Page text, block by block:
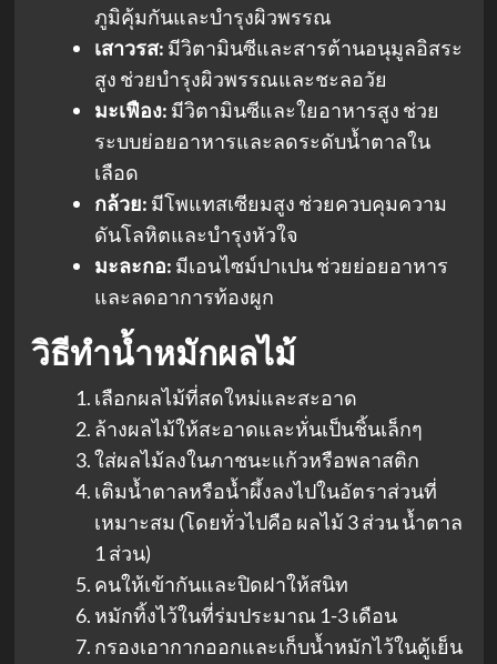
ภูมิคุ้มกันและบำรุงผิวพรรณ
เสาวรส: มีวิตามินซีและสารต้านอนุมูลอิสระ
สูง ช่วยบำรุงผิวพรรณและชะลอวัย
มะเฟือง: มีวิตามินซีและใยอาหารสูง ช่วย
ระบบย่อยอาหารและลดระดับน้ำตาลใน
เลือด
กล้วย: มีโพแทสเซียมสูง ช่วยควบคุมความ
ดันโลหิตและบำรุงหัวใจ
มะละกอ: มีเอนไซม์ปาเปน ช่วยย่อยอาหาร
และลดอาการท้องผูก
วิธีทำน้ำหมักผลไม้
เลือกผลไม้ที่สดใหม่และสะอาด
ล้างผลไม้ให้สะอาดและหั่นเป็นชิ้นเล็กๆ
ใส่ผลไม้ลงในภาชนะแก้วหรือพลาสติก
เติมน้ำตาลหรือน้ำผึ้งลงไปในอัตราส่วนที่
เหมาะสม (โดยทั่วไปคือ ผลไม้ 3 ส่วน น้ำตาล
1 ส่วน)
คนให้เข้ากันและปิดฝาให้สนิท
หมักทิ้งไว้ในที่ร่มประมาณ 1-3 เดือน
กรองเอากากออกและเก็บน้ำหมักไว้ในตู้เย็น